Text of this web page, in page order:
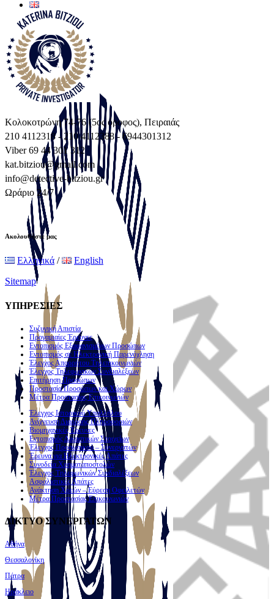
210 4112318
Κολοκοτρώνη 74-76 (5ος όροφος), Πειραιάς
210 4112318 - 210 4112388 - 6944301312
Viber 69 44 301 312
kat.bitziou@gmail.com
info@detective-bitziou.gr
Ωράριο 24/7
Ακολουθήστε μας
Ελληνικά /
English
Sitemap
ΥΠΗΡΕΣΙΕΣ
Συζυγική Απιστία
Προγαμιαίες Έρευνες
Εντοπισμός Εξαφανισμένων Προσώπων
Εντοπισμός σε Ηλεκτρονική Παρενόχληση
Έλεγχος Απορρήτου Τηλεπικοινωνιών
Έλεγχος Τηλεφωνικών Συνδιαλέξεων
Επιτήρηση Προσώπων
Προστασία Προσώπων και Χώρων
Μέτρα Προστασίας Επικοινωνιών
Έλεγχος Ιστορικού Υπαλλήλου
Ανίχνευση Διαρροής Πληροφοριών
Βιομηχανικές Έρευνες
Εντοπισμός Δικαστικών Στοιχείων
Έλεγχος Προσωπικού – Συνεργατών
Έρευνα για Ηλεκτρονικές Απάτες
Συνοδεία Χρηματαποστολών
Έλεγχος Τηλεφωνικών Συνδιαλέξεων
Ασφαλιστικές Απάτες
Ανάκτηση Χρεών – Εύρεση Οφειλετών
Μέτρα Προστασίας Επικοινωνιών
ΔΙΚΤΥΟ ΣΥΝΕΡΓΑΤΩΝ
Αθήνα
Θεσσαλονίκη
Πάτρα
Ηράκλειο